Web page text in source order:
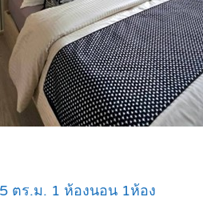
ตร.ม. 1 ห้องนอน 1ห้อง